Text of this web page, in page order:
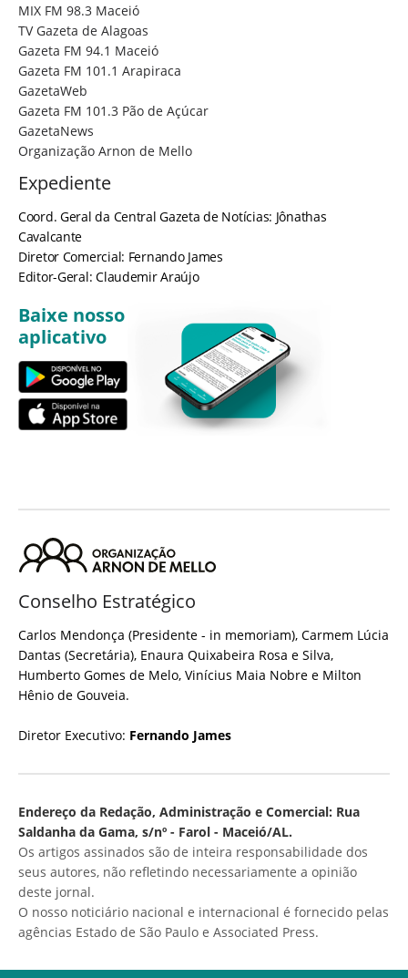
MIX FM 98.3 Maceió
TV Gazeta de Alagoas
Gazeta FM 94.1 Maceió
Gazeta FM 101.1 Arapiraca
GazetaWeb
Gazeta FM 101.3 Pão de Açúcar
GazetaNews
Organização Arnon de Mello
Expediente
Coord. Geral da Central Gazeta de Notícias: Jônathas
Cavalcante
Diretor Comercial: Fernando James
Editor-Geral: Claudemir Araújo
Baixe nosso
aplicativo
Conselho Estratégico
Carlos Mendonça (Presidente - in memoriam), Carmem Lúcia
Dantas (Secretária), Enaura Quixabeira Rosa e Silva,
Humberto Gomes de Melo, Vinícius Maia Nobre e Milton
Hênio de Gouveia.
Diretor Executivo: Fernando James
Endereço da Redação, Administração e Comercial: Rua
Saldanha da Gama, s/nº - Farol - Maceió/AL.
Os artigos assinados são de inteira responsabilidade dos
seus autores, não refletindo necessariamente a opinião
deste jornal.
O nosso noticiário nacional e internacional é fornecido pelas
agências Estado de São Paulo e Associated Press.